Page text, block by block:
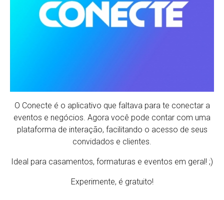
O Conecte é o aplicativo que faltava para te conectar a
eventos e negócios. Agora você pode contar com uma
plataforma de interação, facilitando o acesso de seus
convidados e clientes.
Ideal para casamentos, formaturas e eventos em geral! ;)
Experimente, é gratuito!